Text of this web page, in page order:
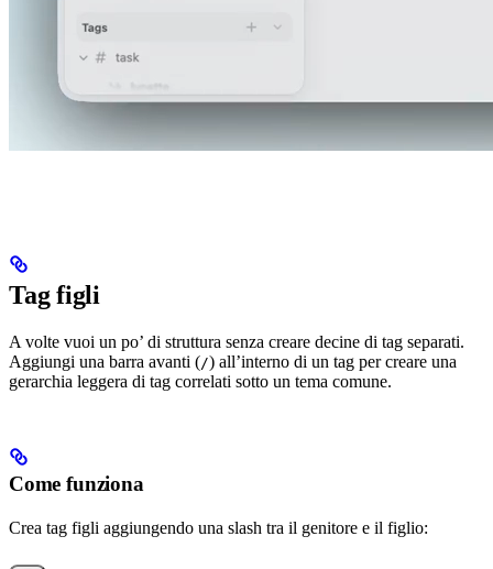
Tag figli
A volte vuoi un po’ di struttura senza creare decine di tag separati.
Aggiungi una barra avanti (/) all’interno di un tag per creare una
gerarchia leggera di tag correlati sotto un tema comune.
Come funziona
Crea tag figli aggiungendo una slash tra il genitore e il figlio: